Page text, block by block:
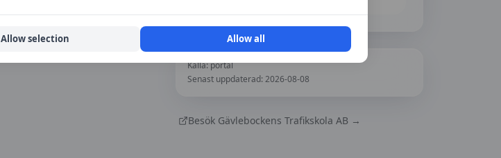
Källa:portal
Senast uppdaterad: 2026-08-08
Besök Gävlebockens Trafikskola AB →
Allow selection Allow all